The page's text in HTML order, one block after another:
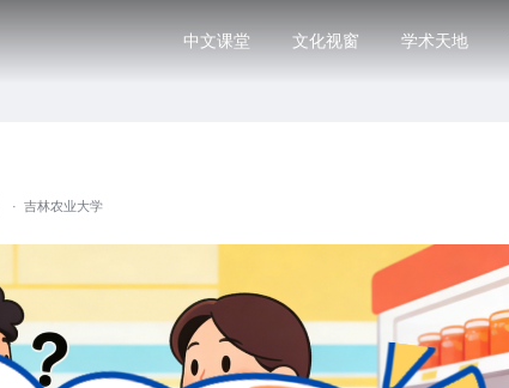
中文课堂 文化视窗 学术天地
· 吉林农业大学